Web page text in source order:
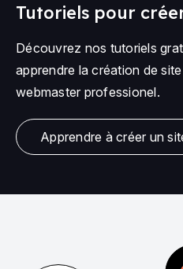
Tutoriels pour
Découvrez nos tutoriels
apprendre la création de
webmaster professionel.
Apprendre à créer un